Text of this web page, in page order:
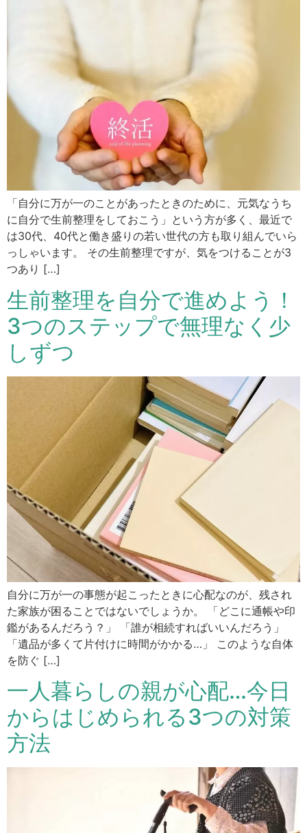
「自分に万が一のことがあったときのために、元気なうち
に自分で生前整理をしておこう」という方が多く、最近で
は30代、40代と働き盛りの若い世代の方も取り組んでいら
っしゃいます。 その生前整理ですが、気をつけることが3
つあり […]
生前整理を自分で進めよう！
3つのステップで無理なく少
しずつ
自分に万が一の事態が起こったときに心配なのが、残され
た家族が困ることではないでしょうか。 「どこに通帳や印
鑑があるんだろう？」 「誰が相続すればいいんだろう」
「遺品が多くて片付けに時間がかかる…」 このような自体
を防ぐ […]
一人暮らしの親が心配…今日
からはじめられる3つの対策
方法